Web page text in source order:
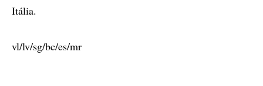
Itália.
vl/lv/sg/bc/es/mr